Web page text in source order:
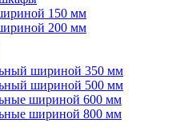
150 мм
200 мм
шириной 350 мм
шириной 500 мм
шириной 600 мм
шириной 800 мм